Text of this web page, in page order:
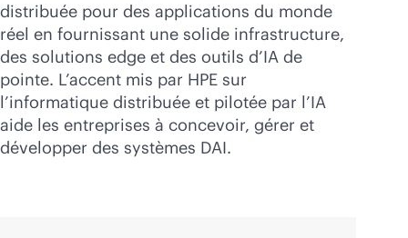
distribuée pour des applications du monde
réel en fournissant une solide infrastructure,
des solutions edge et des outils d’IA de
pointe. L’accent mis par HPE sur
l’informatique distribuée et pilotée par l’IA
aide les entreprises à concevoir, gérer et
développer des systèmes DAI.